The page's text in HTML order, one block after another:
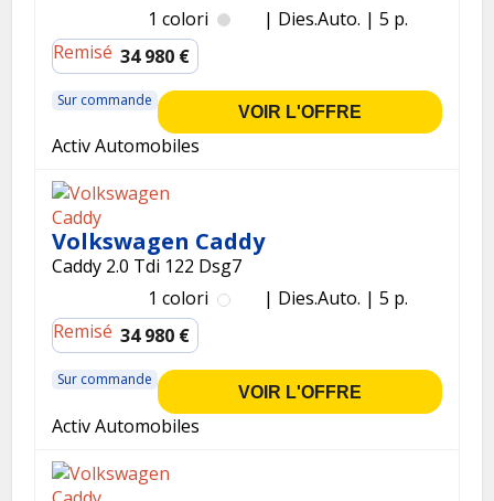
1 colori
Dies.Auto.
5 p.
Remisé 34 980 €
Sur commande
VOIR L'OFFRE
Activ Automobiles
Volkswagen Caddy
Caddy 2.0 Tdi 122 Dsg7
1 colori
Dies.Auto.
5 p.
Remisé 34 980 €
Sur commande
VOIR L'OFFRE
Activ Automobiles